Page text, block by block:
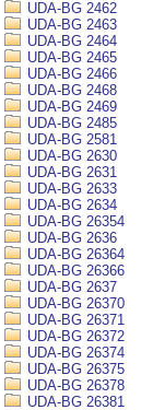
UDA-BG 2462
UDA-BG 2463
UDA-BG 2464
UDA-BG 2465
UDA-BG 2466
UDA-BG 2468
UDA-BG 2469
UDA-BG 2485
UDA-BG 2581
UDA-BG 2630
UDA-BG 2631
UDA-BG 2633
UDA-BG 2634
UDA-BG 26354
UDA-BG 2636
UDA-BG 26364
UDA-BG 26366
UDA-BG 2637
UDA-BG 26370
UDA-BG 26371
UDA-BG 26372
UDA-BG 26374
UDA-BG 26375
UDA-BG 26378
UDA-BG 26381